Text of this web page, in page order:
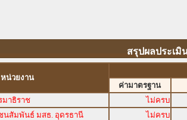
สรุปผลประเมิ
หน่วยงาน
ค่ามาตรฐาน
มาธิราช
ไม่ครบ
นสัมพันธ์ มสธ. อุดรธานี
ไม่ครบ